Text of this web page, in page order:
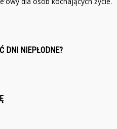
DNI NIEPŁODNE?